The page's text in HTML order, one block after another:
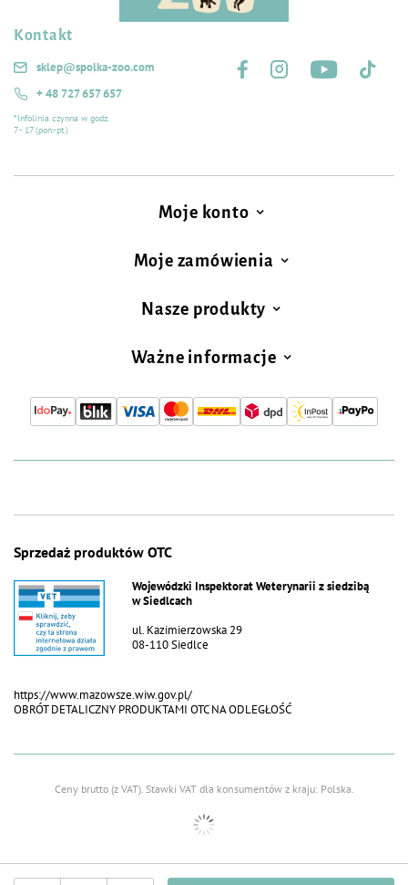
Kontakt
sklep@spolka-zoo.com
+ 48 727 657 657
*Infolinia czynna w godz.
7 - 17 (pon.-pt.)
Moje konto
Moje zamówienia
Nasze produkty
Ważne informacje
Sprzedaż produktów OTC
Wojewódzki Inspektorat Weterynarii z siedzibą
w Siedlcach
ul. Kazimierzowska 29
08-110 Siedlce
https://www.mazowsze.wiw.gov.pl/
OBRÓT DETALICZNY PRODUKTAMI OTC NA ODLEGŁOŚĆ
Ceny brutto (z VAT). Stawki VAT dla konsumentów z kraju: Polska